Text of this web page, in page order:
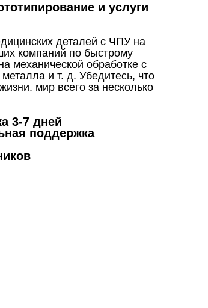
и услуги
деталей с ЧПУ на
компаний по быстрому
механической обработке с
и т. д. Убедитесь, что
мир всего за несколько
3-7 дней
поддержка